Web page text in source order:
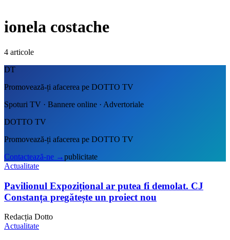
ionela costache
4 articole
DT
Promovează-ți afacerea pe DOTTO TV
Spoturi TV · Bannere online · Advertoriale
DOTTO TV
Promovează-ți afacerea pe DOTTO TV
Contactează-ne →publicitate
Actualitate
Pavilionul Expozițional ar putea fi demolat. CJ
Constanța pregătește un proiect nou
Redacția Dotto
Actualitate